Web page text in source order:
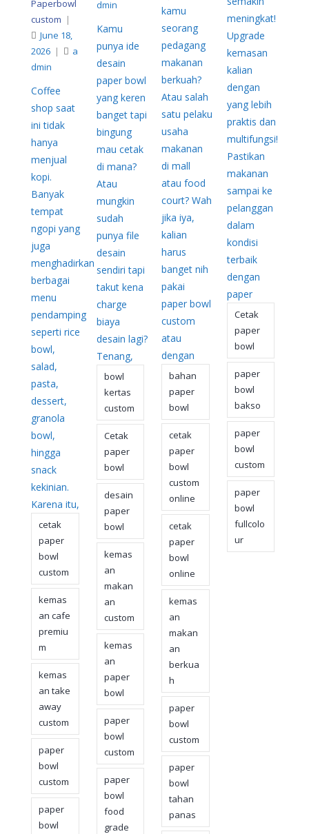
Paperbowl
custom |
June 18,
2026 |
a
dmin
Coffee
shop saat
ini tidak
hanya
menjual
kopi.
Banyak
tempat
ngopi yang
juga
menghadirkan
berbagai
menu
pendamping
seperti rice
bowl,
salad,
pasta,
dessert,
granola
bowl,
hingga
snack
kekinian.
Karena itu,
cetak
paper
bowl
custom
kemas
an cafe
premiu
m
kemas
an take
away
custom
paper
bowl
custom
paper
bowl
dmin
Kamu
punya ide
desain
paper bowl
yang keren
banget tapi
bingung
mau cetak
di mana?
Atau
mungkin
sudah
punya file
desain
sendiri tapi
takut kena
charge
biaya
desain lagi?
Tenang,
bowl
kertas
custom
Cetak
paper
bowl
desain
paper
bowl
kemas
an
makan
an
custom
kemas
an
paper
bowl
paper
bowl
custom
paper
bowl
food
grade
kamu
seorang
pedagang
makanan
berkuah?
Atau salah
satu pelaku
usaha
makanan
di mall
atau food
court? Wah
jika iya,
kalian
harus
banget nih
pakai
paper bowl
custom
atau
dengan
bahan
paper
bowl
cetak
paper
bowl
custom
online
cetak
paper
bowl
online
kemas
an
makan
an
berkua
h
paper
bowl
custom
paper
bowl
tahan
panas
meningkat!
Upgrade
kemasan
kalian
dengan
yang lebih
praktis dan
multifungsi!
Pastikan
makanan
sampai ke
pelanggan
dalam
kondisi
terbaik
dengan
paper
Cetak
paper
bowl
paper
bowl
bakso
paper
bowl
custom
paper
bowl
fullcolo
ur